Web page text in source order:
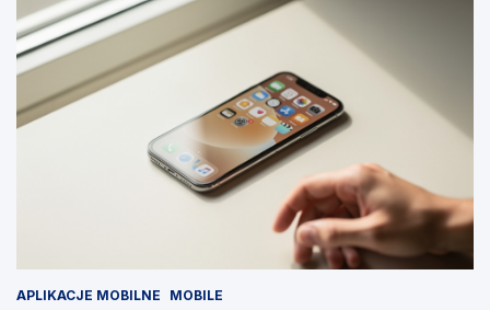
APLIKACJE MOBILNE MOBILE